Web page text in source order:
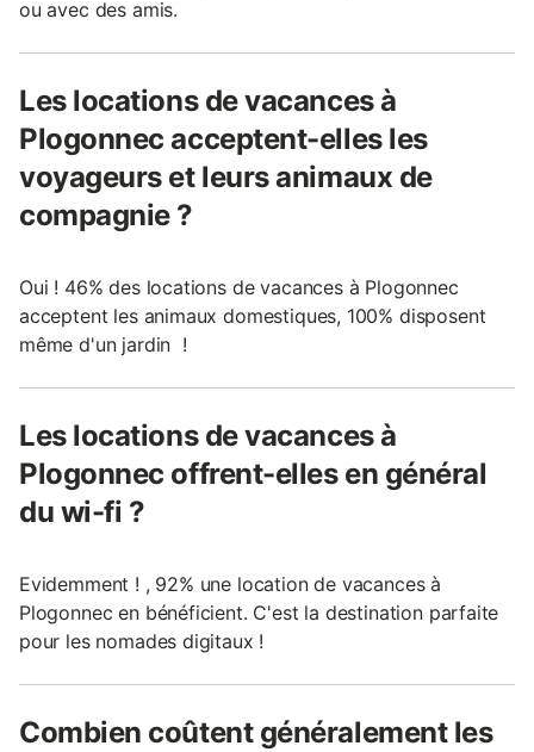
ou avec des amis.
Les locations de vacances à
Plogonnec acceptent-elles les
voyageurs et leurs animaux de
compagnie ?
Oui ! 46% des locations de vacances à Plogonnec
acceptent les animaux domestiques, 100% disposent
même d'un jardin !
Les locations de vacances à
Plogonnec offrent-elles en général
du wi-fi ?
Evidemment ! , 92% une location de vacances à
Plogonnec en bénéficient. C'est la destination parfaite
pour les nomades digitaux !
Combien coûtent généralement les